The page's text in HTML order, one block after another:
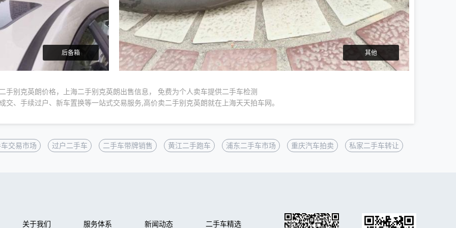
后备箱 其他
手别克英朗价格，上海二手别克英朗出售信息， 免费为个人卖车提供二手车检测
交、手续过户、新车置换等一站式交易服务,高价卖二手别克英朗就在上海天天拍车网。
交易市场 过户二手车 二手车带牌销售 黄江二手跑车 浦东二手车市场 重庆汽车拍卖 私家二手车转让
关于我们 服务体系 新闻动态 二手车精选